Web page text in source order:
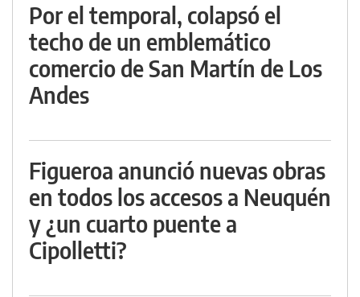
Por el temporal, colapsó el
techo de un emblemático
comercio de San Martín de Los
Andes
Figueroa anunció nuevas obras
en todos los accesos a Neuquén
y ¿un cuarto puente a
Cipolletti?